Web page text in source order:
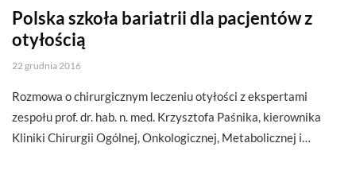
Polska szkoła bariatrii dla pacjentów z
otyłością
22 grudnia 2016
Rozmowa o chirurgicznym leczeniu otyłości z ekspertami
zespołu prof. dr. hab. n. med. Krzysztofa Paśnika, kierownika
Kliniki Chirurgii Ogólnej, Onkologicznej, Metabolicznej i…